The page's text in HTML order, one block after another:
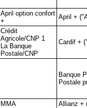
April option confort
+
April +
Crédit
Agricole/CNP 1
La Banque
Postale/CNP
Cardif +
Banque
Postale
MMA
Allianz +